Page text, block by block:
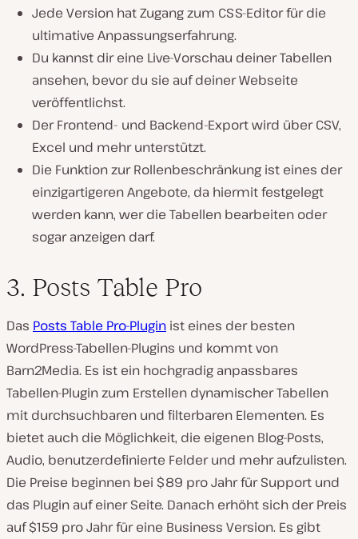
Jede Version hat Zugang zum CSS-Editor für die
ultimative Anpassungserfahrung.
Du kannst dir eine Live-Vorschau deiner Tabellen
ansehen, bevor du sie auf deiner Webseite
veröffentlichst.
Der Frontend- und Backend-Export wird über CSV,
Excel und mehr unterstützt.
Die Funktion zur Rollenbeschränkung ist eines der
einzigartigeren Angebote, da hiermit festgelegt
werden kann, wer die Tabellen bearbeiten oder
sogar anzeigen darf.
3. Posts Table Pro
Das Posts Table Pro-Plugin ist eines der besten
WordPress-Tabellen-Plugins und kommt von
Barn2Media. Es ist ein hochgradig anpassbares
Tabellen-Plugin zum Erstellen dynamischer Tabellen
mit durchsuchbaren und filterbaren Elementen. Es
bietet auch die Möglichkeit, die eigenen Blog-Posts,
Audio, benutzerdefinierte Felder und mehr aufzulisten.
Die Preise beginnen bei $89 pro Jahr für Support und
das Plugin auf einer Seite. Danach erhöht sich der Preis
auf $159 pro Jahr für eine Business Version. Es gibt